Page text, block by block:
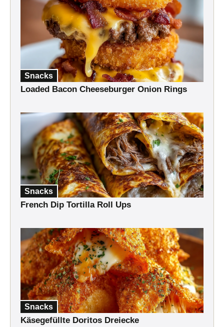
Snacks
Loaded Bacon Cheeseburger Onion Rings
Snacks
French Dip Tortilla Roll Ups
Snacks
Käsegefüllte Doritos Dreiecke